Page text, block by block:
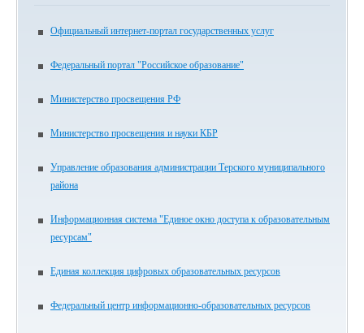
Официальный интернет-портал государственных услуг
Федеральный портал "Российское образование"
Министерство просвещения РФ
Министерство просвещения и науки КБР
Управление образования администрации Терского муниципального
района
Информационная система "Единое окно доступа к образовательным
ресурсам"
Единая коллекция цифровых образовательных ресурсов
Федеральный центр информационно-образовательных ресурсов